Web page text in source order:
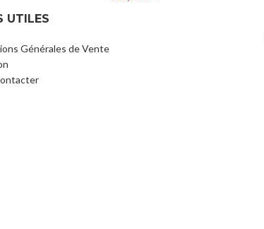
UTILES
Générales de Vente